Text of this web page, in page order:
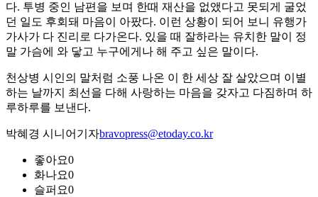
다. 투병 중인 남편을 보며 한때 재산을 없앴다고 못되게 굴었
던 일도 후회돼 마음이 아팠다. 이런 상황이 되어 보니 유행가
가사가 다 진리로 다가온다. 있을 때 잘하라는 유치한 말이 정
말 가슴에 와 닿고 누구에게나 해 주고 싶은 말이다.
천상병 시인의 말처럼 소풍 나온 이 한 세상 잘 살았으며 이별
하는 날까지 최선을 다해 사랑하는 마음을 갖자고 다짐하며 하
루하루를 보낸다.
박혜경 시니어기자bravopress@etoday.co.kr
좋아요0
화나요0
슬퍼요0